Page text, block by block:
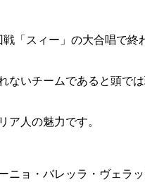
スィー」の大合唱で
いチームであると頭で
人の魅力です。
ョ・バレッラ・ヴェラ